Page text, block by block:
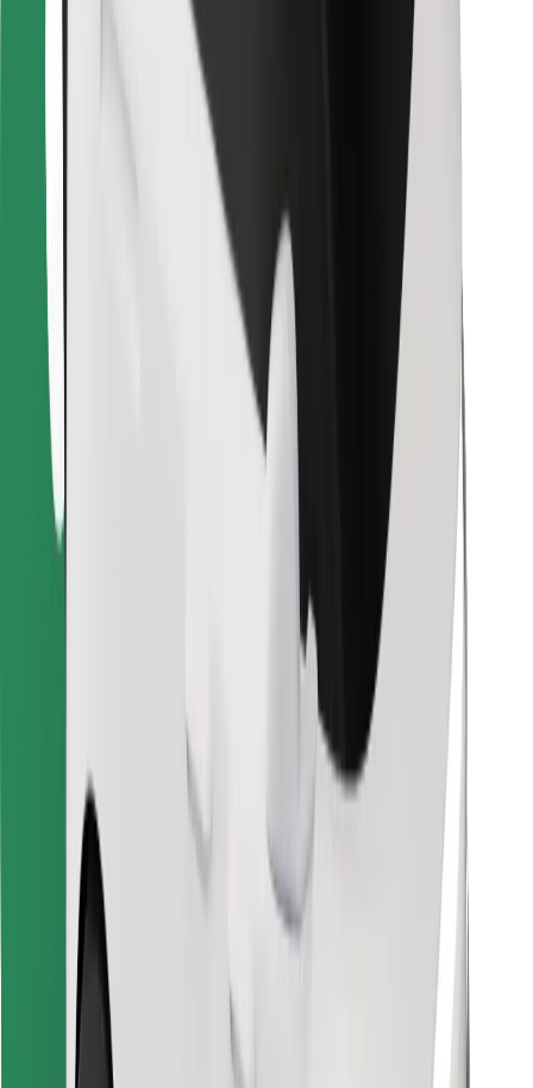
Do vožnje v nekaj minutah!
Prenesi aplikacijo Bolt
Najdi svojo najljubšo hrano!
Prenesi aplikacijo Bolt Food